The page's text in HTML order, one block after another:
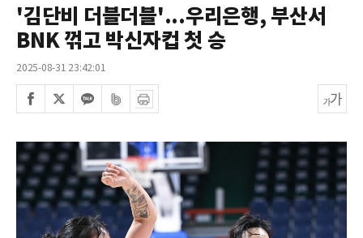
'김단비 더블더블'...우리은행, 부산서
BNK 꺾고 박신자컵 첫 승
2025-08-31 23:42:01